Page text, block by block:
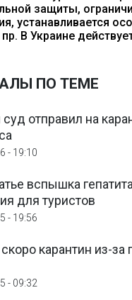
защиты,
устанавливается
В Украине
ПО ТЕМЕ
отправил на
- 19:10
вспышка
для туристов
- 19:56
карантин из-
- 09:32